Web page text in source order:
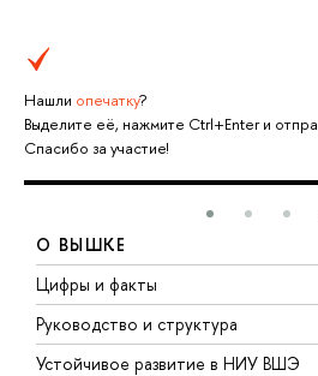
Нашли опечатку?
Выделите её, нажмите Ctrl+Enter и
Спасибо за участие!
О ВЫШКЕ
Цифры и факты
Руководство и структура
Устойчивое развитие в НИУ ВШЭ